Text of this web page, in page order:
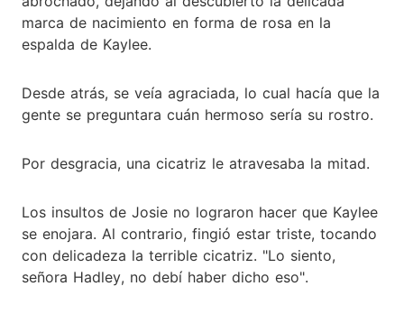
marca de nacimiento en forma de rosa en la
espalda de Kaylee.
Desde atrás, se veía agraciada, lo cual hacía que la
gente se preguntara cuán hermoso sería su rostro.
Por desgracia, una cicatriz le atravesaba la mitad.
Los insultos de Josie no lograron hacer que Kaylee
se enojara. Al contrario, fingió estar triste, tocando
con delicadeza la terrible cicatriz. "Lo siento,
señora Hadley, no debí haber dicho eso".